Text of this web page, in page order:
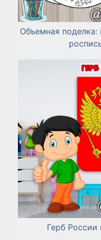
Объемная поделка:
Герб